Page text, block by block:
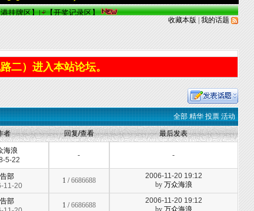
收藏本版 |我的话题
二）进入本站论坛。
全部 精华 投票 活动
者 回复/查看
最后发表
海浪
5-22
- -
部
11-20
1 /6686688
2006-11-20 19:12
by 万众海浪
部
1 /6686688
2006-11-20 19:12
by 万众海浪